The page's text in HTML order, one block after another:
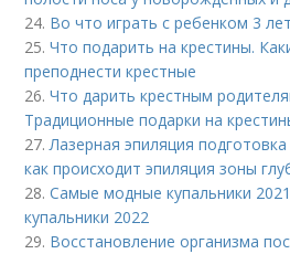
24. Во что играть с ребенком 3
25.Что подарить на крестины.
преподнести крестные
26.Что дарить крестным
Традиционные подарки на
27.Лазерная эпиляция
как происходит эпиляция зоны
28.Самые модные купальники
купальники 2022
29. Восстановление организма